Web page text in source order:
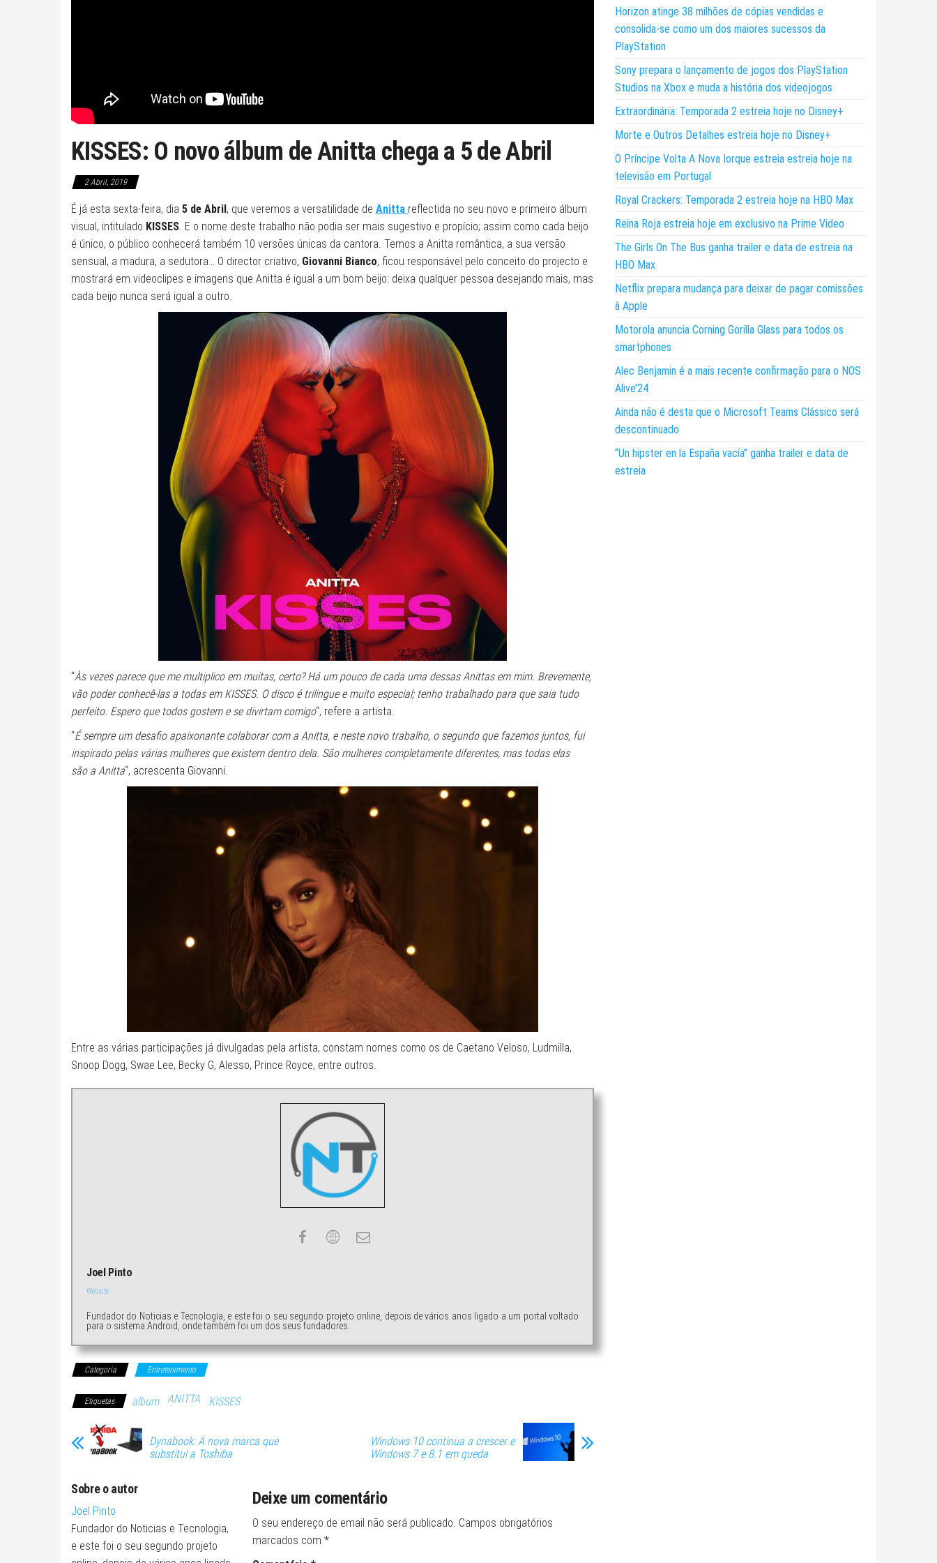
KISSES: O novo álbum de Anitta chega a 5 de Abril
2 Abril, 2019
É já esta sexta-feira, dia 5 de Abril, que veremos a versatilidade de Anitta reflectida no seu novo e primeiro álbum
visual, intitulado KISSES. E o nome deste trabalho não podia ser mais sugestivo e propício; assim como cada beijo
é único, o público conhecerá também 10 versões únicas da cantora. Temos a Anitta romântica, a sua versão
sensual, a madura, a sedutora… O director criativo, Giovanni Bianco, ficou responsável pelo conceito do projecto e
mostrará em videoclipes e imagens que Anitta é igual a um bom beijo: deixa qualquer pessoa desejando mais, mas
cada beijo nunca será igual a outro.
“Às vezes parece que me multiplico em muitas, certo? Há um pouco de cada uma dessas Anittas em mim. Brevemente,
vão poder conhecê-las a todas em KISSES. O disco é trilingue e muito especial; tenho trabalhado para que saia tudo
perfeito. Espero que todos gostem e se divirtam comigo“, refere a artista.
“É sempre um desafio apaixonante colaborar com a Anitta, e neste novo trabalho, o segundo que fazemos juntos, fui
inspirado pelas várias mulheres que existem dentro dela. São mulheres completamente diferentes, mas todas elas
são a Anitta“, acrescenta Giovanni.
Entre as várias participações já divulgadas pela artista, constam nomes como os de Caetano Veloso, Ludmilla,
Snoop Dogg, Swae Lee, Becky G, Alesso, Prince Royce, entre outros.
Joel Pinto
Website
Fundador do Noticias e Tecnologia, e este foi o seu segundo projeto online, depois de vários anos ligado a um portal voltado
para o sistema Android, onde também foi um dos seus fundadores.
Categoria Entretenimento
Etiquetas album ANITTA KISSES
Dynabook: A nova marca que
substitui a Toshiba
Windows 10 continua a crescer e
Windows 7 e 8.1 em queda
Sobre o autor
Joel Pinto
Fundador do Noticias e Tecnologia,
e este foi o seu segundo projeto
Deixe um comentário
O seu endereço de email não será publicado. Campos obrigatórios
marcados com *
Horizon atinge 38 milhões de cópias vendidas e
consolida-se como um dos maiores sucessos da
PlayStation
Sony prepara o lançamento de jogos dos PlayStation
Studios na Xbox e muda a história dos videojogos
Extraordinária: Temporada 2 estreia hoje no Disney+
Morte e Outros Detalhes estreia hoje no Disney+
O Príncipe Volta A Nova Iorque estreia estreia hoje na
televisão em Portugal
Royal Crackers: Temporada 2 estreia hoje na HBO Max
Reina Roja estreia hoje em exclusivo na Prime Video
The Girls On The Bus ganha trailer e data de estreia na
HBO Max
Netflix prepara mudança para deixar de pagar comissões
à Apple
Motorola anuncia Corning Gorilla Glass para todos os
smartphones
Alec Benjamin é a mais recente confirmação para o NOS
Alive’24
Ainda não é desta que o Microsoft Teams Clássico será
descontinuado
“Un hipster en la España vacía” ganha trailer e data de
estreia